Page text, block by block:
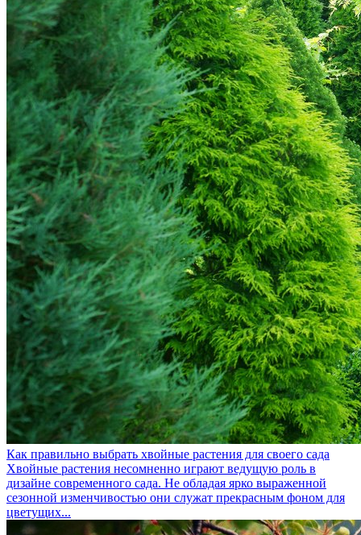
Как правильно выбрать хвойные растения для своего сада
Хвойные растения несомненно играют ведущую роль в
дизайне современного сада. Не обладая ярко выраженной
сезонной изменчивостью они служат прекрасным фоном для
цветущих...